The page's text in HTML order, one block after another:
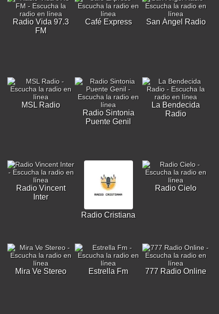
Radio Vida 97.3
FM
Café Express San Ángel Radio
MSL Radio
Radio Sintonia
Puente Genil
La Bendecida
Radio
Radio Vincent
Inter
Radio Cristiana
Radio Cielo
Mira Ve Stereo Estrella Fm 777 Radio Online